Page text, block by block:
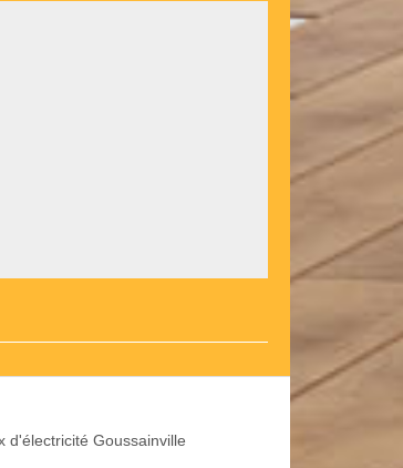
d'électricité Goussainville